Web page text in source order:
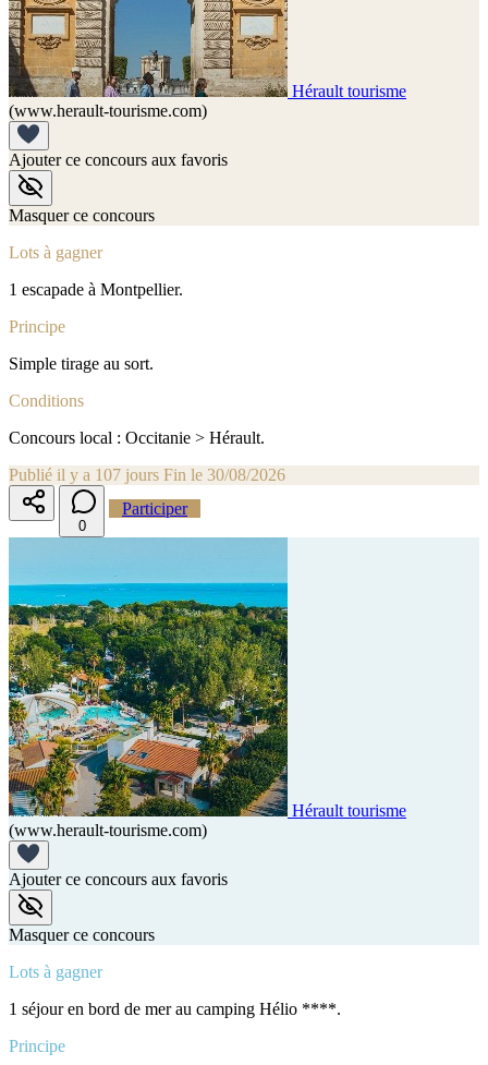
Hérault tourisme
(www.herault-tourisme.com)
Ajouter ce concours aux favoris
Masquer ce concours
Lots à gagner
1 escapade à Montpellier.
Principe
Simple tirage au sort.
Conditions
Concours local : Occitanie > Hérault.
Publié il y a 107 jours Fin le 30/08/2026
0
Participer
Hérault tourisme
(www.herault-tourisme.com)
Ajouter ce concours aux favoris
Masquer ce concours
Lots à gagner
1 séjour en bord de mer au camping Hélio ****.
Principe